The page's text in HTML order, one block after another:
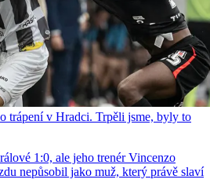
trápení v Hradci. Trpěli jsme, byly to
1:0, ale jeho trenér Vincenzo
nepůsobil jako muž, který právě slaví